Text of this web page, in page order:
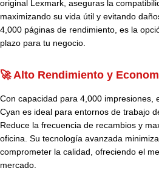
original Lexmark, aseguras la
maximizando su vida útil y evitando
4,000 páginas de rendimiento, es la
plazo para tu negocio.
🚀 Alto Rendimiento y
Con capacidad para 4,000 impresiones,
Cyan es ideal para entornos de trabajo
Reduce la frecuencia de recambios y
oficina. Su tecnología avanzada
comprometer la calidad, ofreciendo el
mercado.